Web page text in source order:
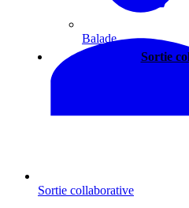
Balade
Sortie
Sortie collaborative